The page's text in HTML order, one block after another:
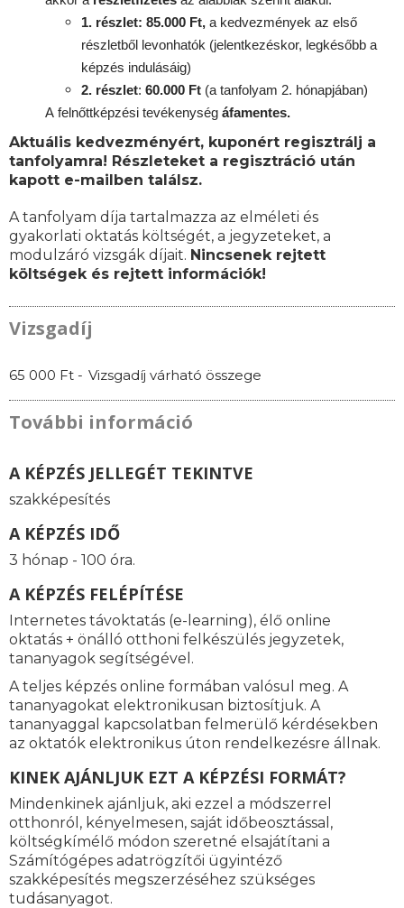
1. részlet: 85.000 Ft, a kedvezmények az első
részletből levonhatók (jelentkezéskor, legkésőbb a
képzés indulásáig)
2. részlet: 60.000 Ft (a tanfolyam 2. hónapjában)
A felnőttképzési tevékenység áfamentes.
Aktuális kedvezményért, kuponért regisztrálj a
tanfolyamra! Részleteket a regisztráció után
kapott e-mailben találsz.
A tanfolyam díja tartalmazza az elméleti és
gyakorlati oktatás költségét, a jegyzeteket, a
modulzáró vizsgák díjait. Nincsenek rejtett
költségek és rejtett információk!
Vizsgadíj
65 000 Ft - Vizsgadíj várható összege
További információ
A KÉPZÉS JELLEGÉT TEKINTVE
szakképesítés
A KÉPZÉS IDŐ
3 hónap - 100 óra.
A KÉPZÉS FELÉPÍTÉSE
Internetes távoktatás (e-learning), élő online
oktatás + önálló otthoni felkészülés jegyzetek,
tananyagok segítségével.
A teljes képzés online formában valósul meg. A
tananyagokat elektronikusan biztosítjuk. A
tananyaggal kapcsolatban felmerülő kérdésekben
az oktatók elektronikus úton rendelkezésre állnak.
KINEK AJÁNLJUK EZT A KÉPZÉSI FORMÁT?
Mindenkinek ajánljuk, aki ezzel a módszerrel
otthonról, kényelmesen, saját időbeosztással,
költségkímélő módon szeretné elsajátítani a
Számítógépes adatrögzítői ügyintéző
szakképesítés megszerzéséhez szükséges
tudásanyagot.